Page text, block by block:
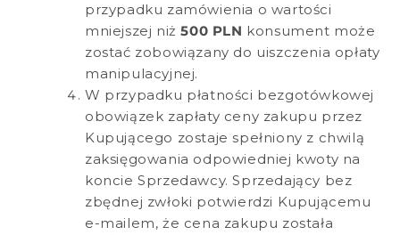
przypadku zamówienia o wartości
mniejszej niż500 PLN konsument może
zostać zobowiązany do uiszczenia opłaty
manipulacyjnej.
W przypadku płatności bezgotówkowej
obowiązek zapłaty ceny zakupu przez
Kupującego zostaje spełniony z chwilą
zaksięgowania odpowiedniej kwoty na
koncie Sprzedawcy. Sprzedający bez
zbędnej zwłoki potwierdzi Kupującemu
e-mailem, że cena zakupu została